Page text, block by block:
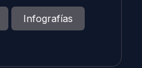
Infografías